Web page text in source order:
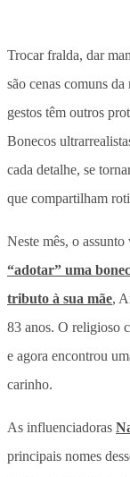
Trocar fralda, dar
são cenas comuns da
gestos têm outros
Bonecos
cada detalhe, se
que compartilham
Neste mês, o assunto
“adotar” uma
tributo à sua mãe,
83 anos. O religioso
e agora encontrou
carinho.
As influenciadoras
principais nomes